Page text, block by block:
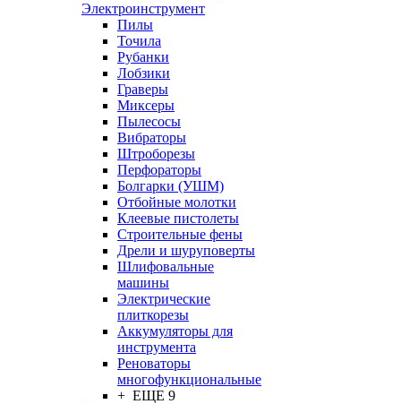
Электроинструмент
Пилы
Точила
Рубанки
Лобзики
Граверы
Миксеры
Пылесосы
Вибраторы
Штроборезы
Перфораторы
Болгарки (УШМ)
Отбойные молотки
Клеевые пистолеты
Строительные фены
Дрели и шуруповерты
Шлифовальные
машины
Электрические
плиткорезы
Аккумуляторы для
инструмента
Реноваторы
многофункциональные
+ ЕЩЕ 9